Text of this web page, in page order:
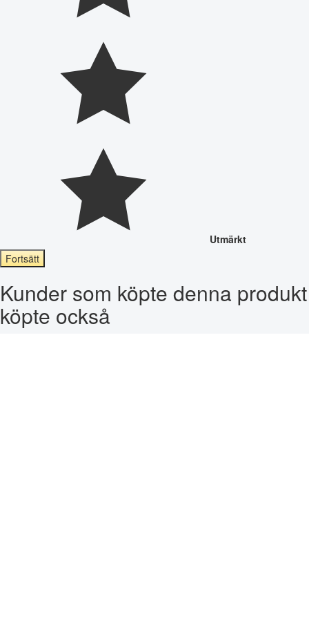
Utmärkt
Fortsätt
Kunder som köpte denna produkt
köpte också